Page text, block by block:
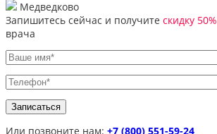
Медведково
Запишитесь сейчас и получите скидку 50%
врача
Или позвоните нам: +7 (800) 551-59-24